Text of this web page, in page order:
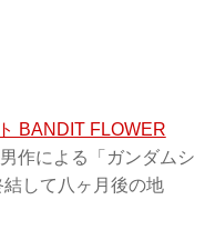
BANDIT FLOWER
作による「ガンダムシ
して八ヶ月後の地